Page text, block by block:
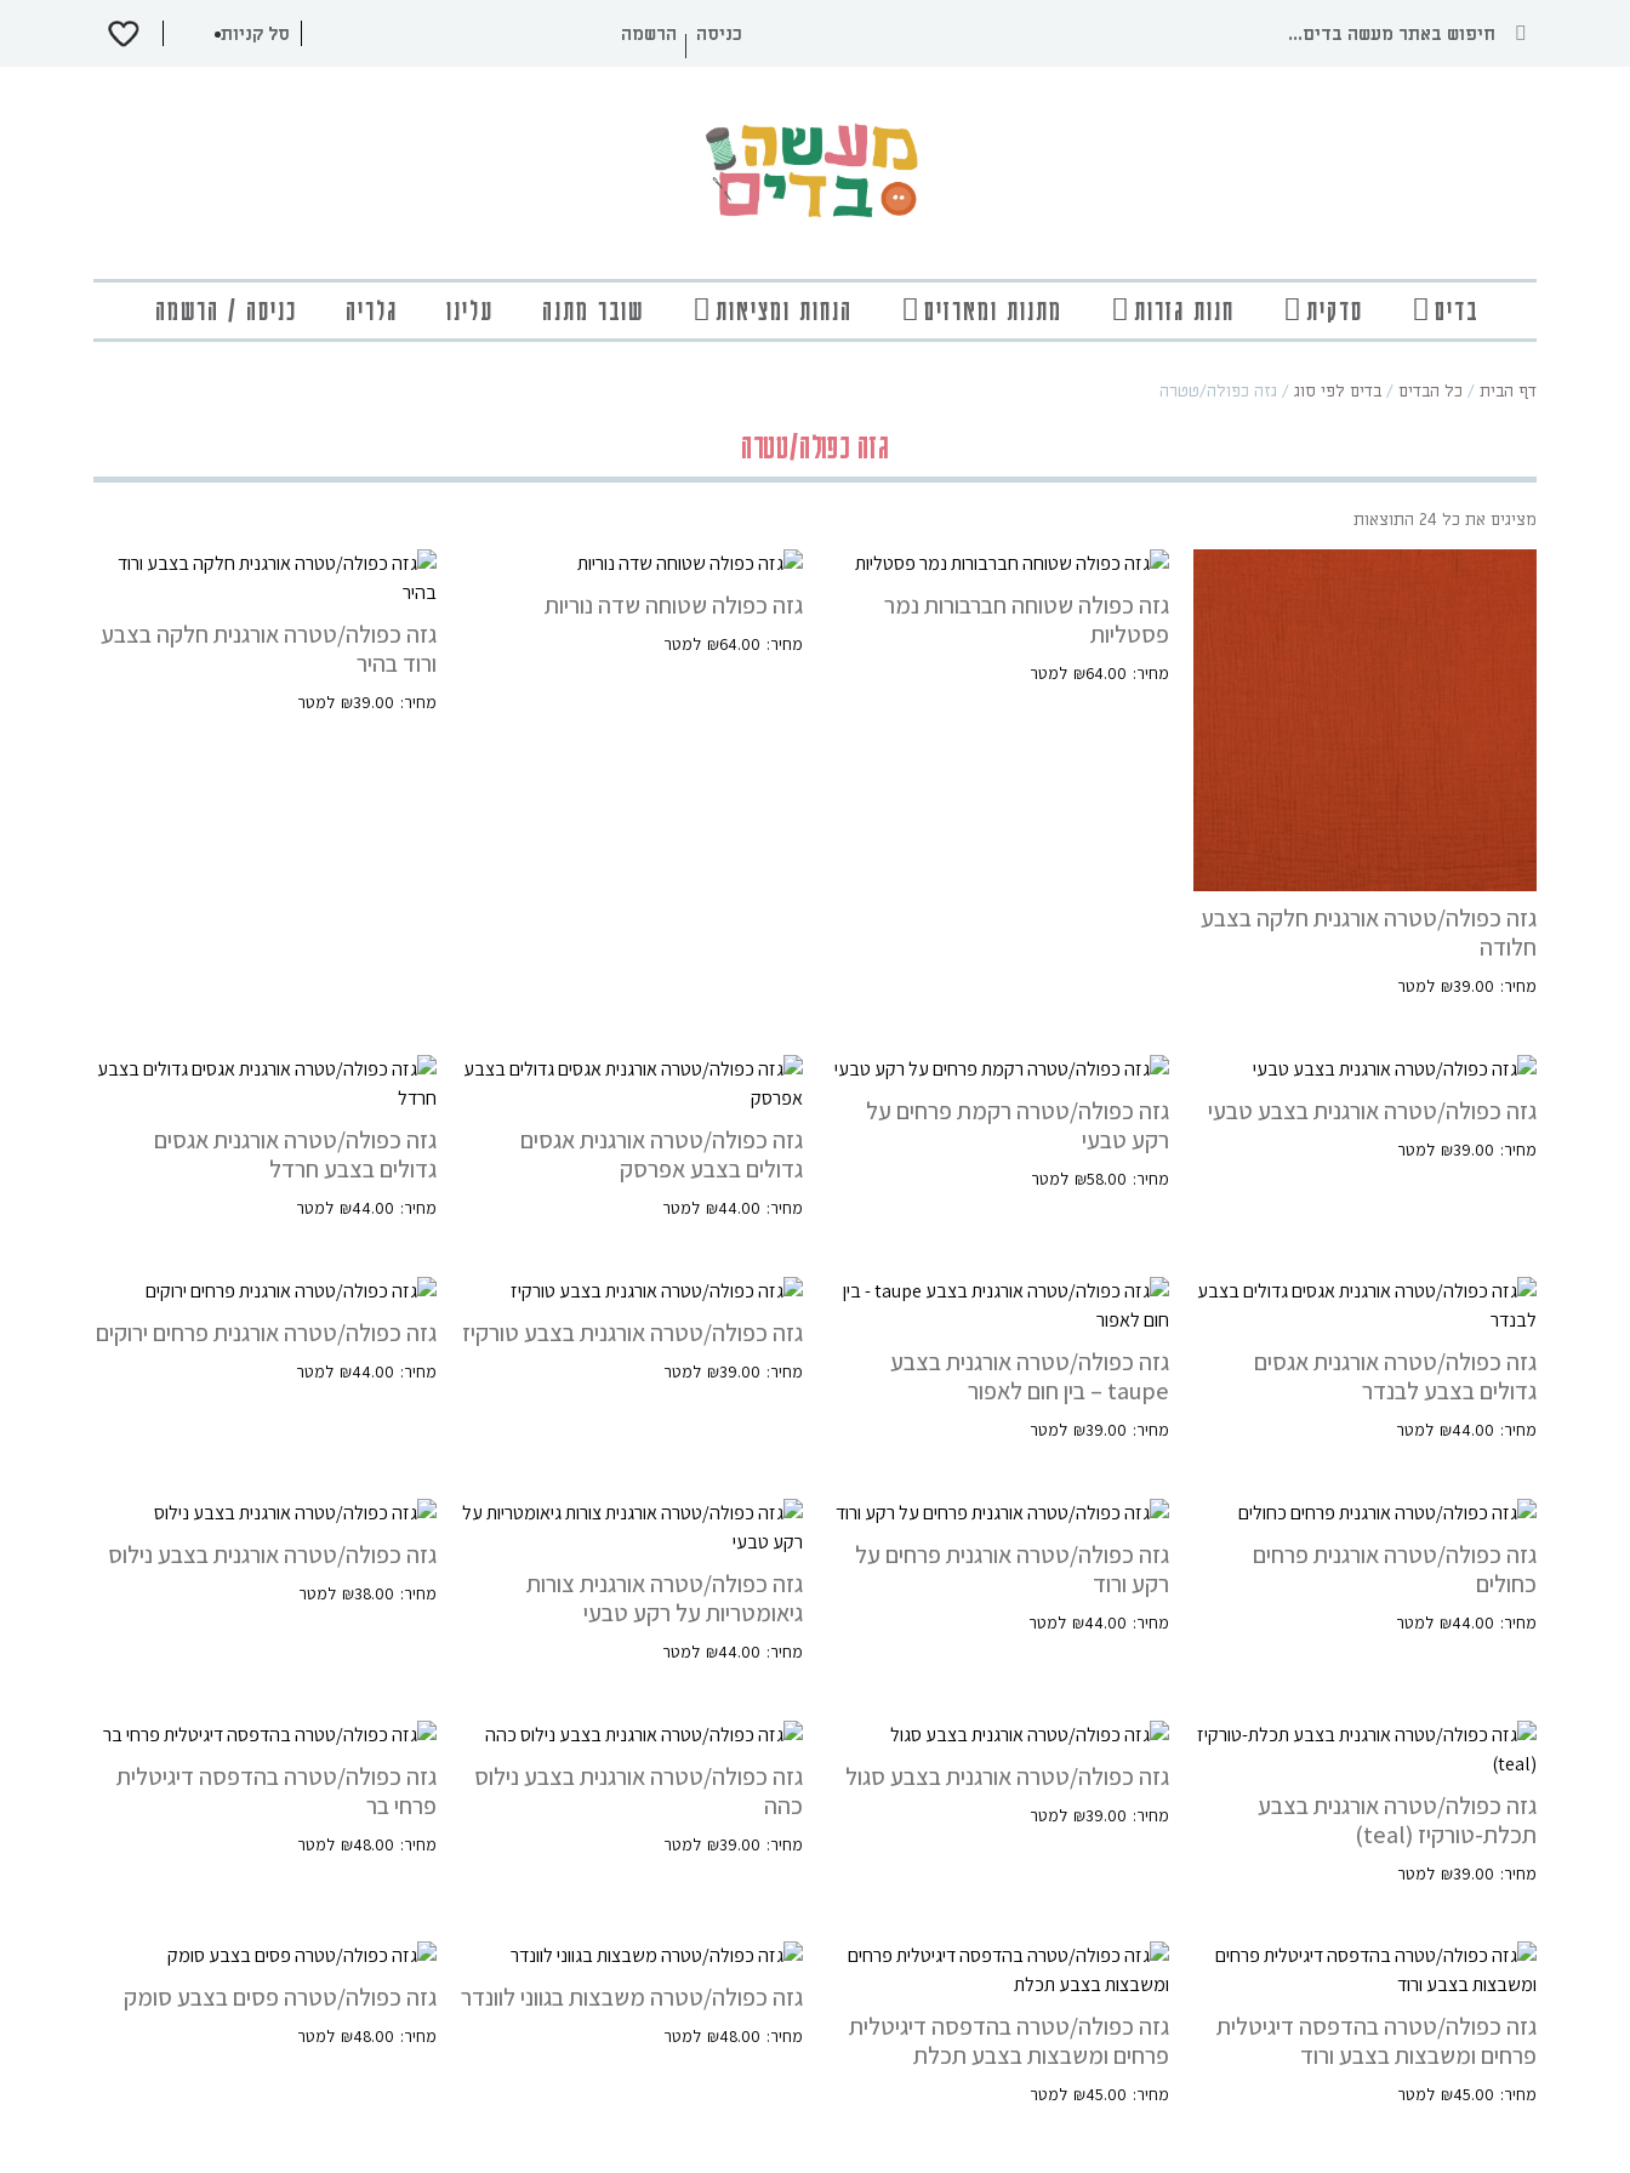
כניסה הרשמה
בדים סדקית חנות גזרות מתנות ומארזים הנחות ומציאות שובר מתנה עלינו גלריה כניסה / הרשמה
דף הבית / כל הבדים /בדים לפי סוג / גזה כפולה/טטרה
גזה כפולה/טטרה
מציגים את כל ⁦24⁩ התוצאות
גזה כפולה/טטרה אורגנית חלקה בצבע
חלודה
₪39.00
גזה כפולה שטוחה חברבורות נמר
פסטליות
₪64.00
גזה כפולה שטוחה שדה נוריות
₪64.00
גזה כפולה/טטרה אורגנית חלקה בצבע
ורוד בהיר
₪39.00
גזה כפולה/טטרה אורגנית בצבע טבעי
₪39.00
גזה כפולה/טטרה רקמת פרחים על
רקע טבעי
₪58.00
גזה כפולה/טטרה אורגנית אגסים
גדולים בצבע אפרסק
₪44.00
גזה כפולה/טטרה אורגנית אגסים
גדולים בצבע חרדל
₪44.00
גזה כפולה/טטרה אורגנית אגסים
גדולים בצבע לבנדר
₪44.00
גזה כפולה/טטרה אורגנית בצבע
taupe – בין חום לאפור
₪39.00
גזה כפולה/טטרה אורגנית בצבע טורקיז
₪39.00
גזה כפולה/טטרה אורגנית פרחים ירוקים
₪44.00
גזה כפולה/טטרה אורגנית פרחים
כחולים
₪44.00
גזה כפולה/טטרה אורגנית פרחים על
רקע ורוד
₪44.00
גזה כפולה/טטרה אורגנית צורות
גיאומטריות על רקע טבעי
₪44.00
גזה כפולה/טטרה אורגנית בצבע נילוס
₪38.00
גזה כפולה/טטרה אורגנית בצבע
תכלת-טורקיז (teal)
₪39.00
גזה כפולה/טטרה אורגנית בצבע סגול
₪39.00
גזה כפולה/טטרה אורגנית בצבע נילוס
כהה
₪39.00
גזה כפולה/טטרה בהדפסה דיגיטלית
פרחי בר
₪48.00
גזה כפולה/טטרה בהדפסה דיגיטלית
פרחים ומשבצות בצבע ורוד
₪45.00
גזה כפולה/טטרה בהדפסה דיגיטלית
פרחים ומשבצות בצבע תכלת
₪45.00
גזה כפולה/טטרה משבצות בגווני לוונדר
₪48.00
גזה כפולה/טטרה פסים בצבע סומק
₪48.00